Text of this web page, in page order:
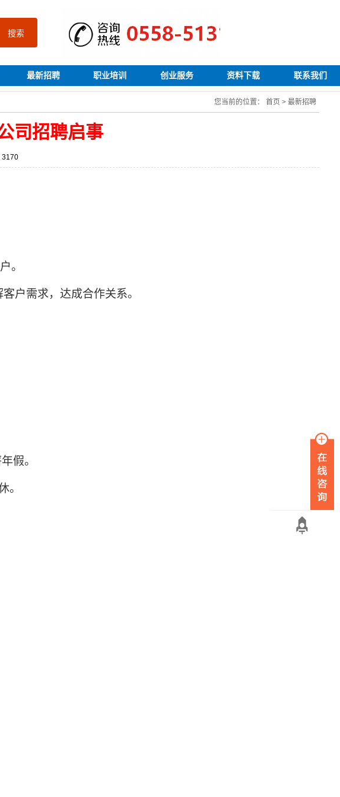
搜索
最新招聘 职业培训 创业服务 资料下载 联系我们
您当前的位置： 首页 > 最新招聘
司招聘启事
3170
。
户需求，达成合作关系。
假。
。